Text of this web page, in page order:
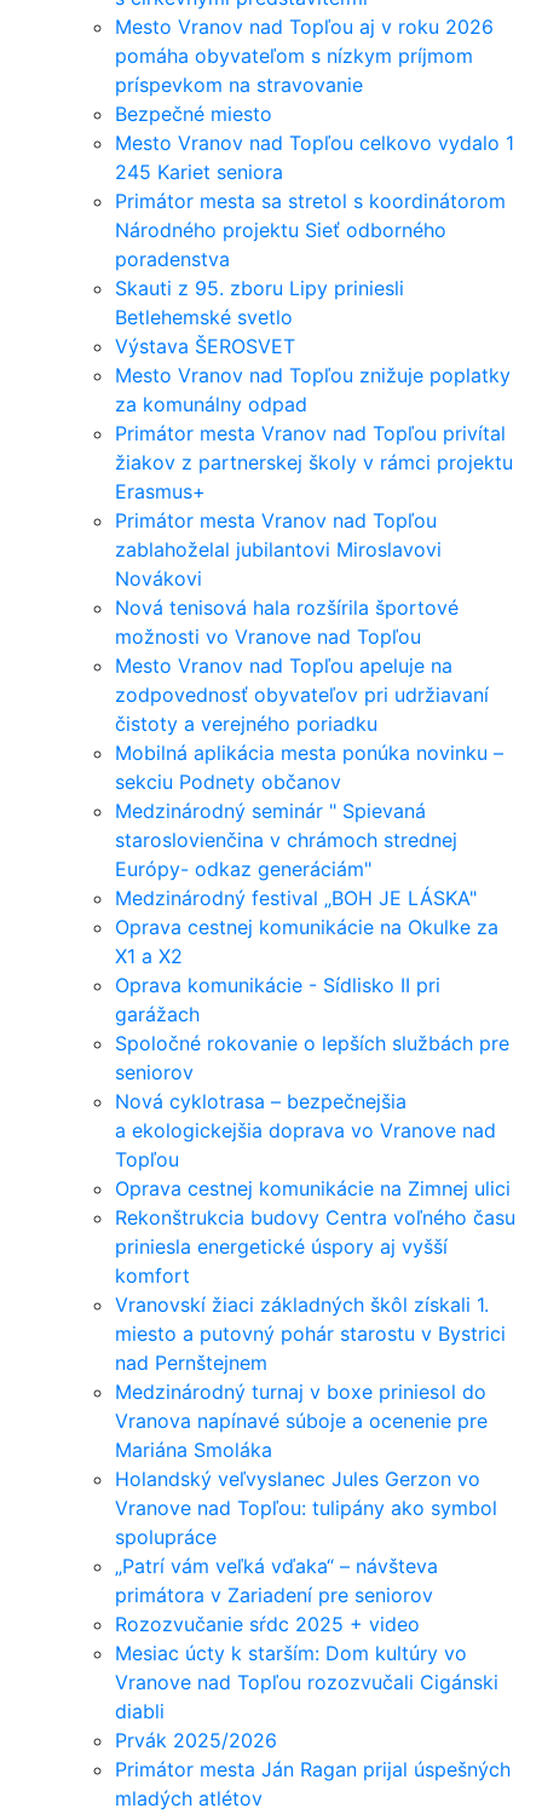
Mesto Vranov nad Topľou aj v roku 2026
pomáha obyvateľom s nízkym príjmom
príspevkom na stravovanie
Bezpečné miesto
Mesto Vranov nad Topľou celkovo vydalo 1
245 Kariet seniora
Primátor mesta sa stretol s koordinátorom
Národného projektu Sieť odborného
poradenstva
Skauti z 95. zboru Lipy priniesli
Betlehemské svetlo
Výstava ŠEROSVET
Mesto Vranov nad Topľou znižuje poplatky
za komunálny odpad
Primátor mesta Vranov nad Topľou privítal
žiakov z partnerskej školy v rámci projektu
Erasmus+
Primátor mesta Vranov nad Topľou
zablahoželal jubilantovi Miroslavovi
Novákovi
Nová tenisová hala rozšírila športové
možnosti vo Vranove nad Topľou
Mesto Vranov nad Topľou apeluje na
zodpovednosť obyvateľov pri udržiavaní
čistoty a verejného poriadku
Mobilná aplikácia mesta ponúka novinku –
sekciu Podnety občanov
Medzinárodný seminár " Spievaná
staroslovienčina v chrámoch strednej
Európy- odkaz generáciám"
Medzinárodný festival „BOH JE LÁSKA"
Oprava cestnej komunikácie na Okulke za
X1 a X2
Oprava komunikácie - Sídlisko II pri
garážach
Spoločné rokovanie o lepších službách pre
seniorov
Nová cyklotrasa – bezpečnejšia
a ekologickejšia doprava vo Vranove nad
Topľou
Oprava cestnej komunikácie na Zimnej ulici
Rekonštrukcia budovy Centra voľného času
priniesla energetické úspory aj vyšší
komfort
Vranovskí žiaci základných škôl získali 1.
miesto a putovný pohár starostu v Bystrici
nad Pernštejnem
Medzinárodný turnaj v boxe priniesol do
Vranova napínavé súboje a ocenenie pre
Mariána Smoláka
Holandský veľvyslanec Jules Gerzon vo
Vranove nad Topľou: tulipány ako symbol
spolupráce
„Patrí vám veľká vďaka“ – návšteva
primátora v Zariadení pre seniorov
Rozozvučanie sŕdc 2025 + video
Mesiac úcty k starším: Dom kultúry vo
Vranove nad Topľou rozozvučali Cigánski
diabli
Prvák 2025/2026
Primátor mesta Ján Ragan prijal úspešných
mladých atlétov